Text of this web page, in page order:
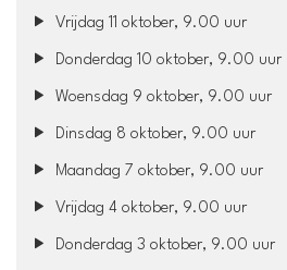
Vrijdag 11 oktober, 9.00 uur
Donderdag 10 oktober, 9.00 uur
Woensdag 9 oktober, 9.00 uur
Dinsdag 8 oktober, 9.00 uur
Maandag 7 oktober, 9.00 uur
Vrijdag 4 oktober, 9.00 uur
Donderdag 3 oktober, 9.00 uur